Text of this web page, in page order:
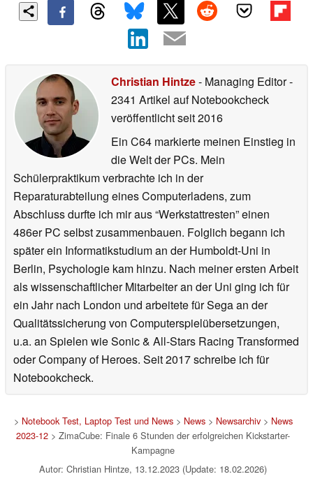
Christian Hintze- Managing Editor-
2341 Artikel auf Notebookcheck
veröffentlichtseit 2016
Ein C64 markierte meinen Einstieg in
die Welt der PCs. Mein
Schülerpraktikum verbrachte ich in der
Reparaturabteilung eines Computerladens, zum
Abschluss durfte ich mir aus “Werkstattresten” einen
486er PC selbst zusammenbauen. Folglich begann ich
später ein Informatikstudium an der Humboldt-Uni in
Berlin, Psychologie kam hinzu. Nach meiner ersten Arbeit
als wissenschaftlicher Mitarbeiter an der Uni ging ich für
ein Jahr nach London und arbeitete für Sega an der
Qualitätssicherung von Computerspielübersetzungen,
u.a. an Spielen wie Sonic & All-Stars Racing Transformed
oder Company of Heroes. Seit 2017 schreibe ich für
Notebookcheck.
> Notebook Test, Laptop Test und News> News> Newsarchiv> News
2023-12 > ZimaCube: Finale 6 Stunden der erfolgreichen Kickstarter-
Kampagne
Autor: Christian Hintze, 13.12.2023 (Update: 18.02.2026)